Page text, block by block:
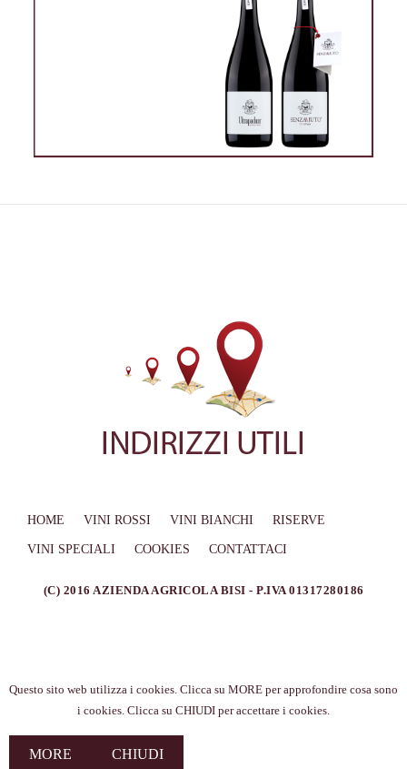
HOME VINI ROSSI VINI BIANCHI RISERVE
VINI SPECIALI COOKIES CONTATTACI
(C) 2016 AZIENDA AGRICOLA BISI - P.IVA 01317280186
Questo sito web utilizza i cookies. Clicca su MORE per approfondire cosa sono
i cookies. Clicca su CHIUDI per accettare i cookies.
MORE CHIUDI